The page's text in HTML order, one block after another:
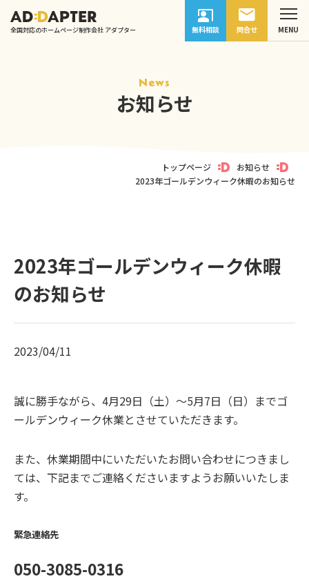
全国対応のホームページ制作会社 アダプター 無料相談 問合せ
News
お知らせ
トップページ
お知らせ
2023年ゴールデンウィーク休暇のお知らせ
2023年ゴールデンウィーク休暇
のお知らせ
2023/04/11
誠に勝手ながら、4月29日（土）～5月7日（日）までゴ
ールデンウィーク休業とさせていただきます。
また、休業期間中にいただいたお問い合わせにつきまし
ては、下記までご連絡くださいますようお願いいたしま
す。
緊急連絡先
050-3085-0316